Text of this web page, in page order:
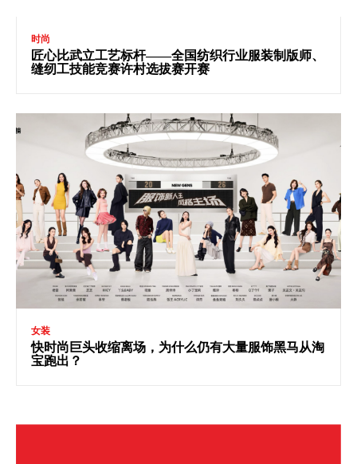
时尚
匠心比武立工艺标杆——全国纺织行业服装制版师、
缝纫工技能竞赛许村选拔赛开赛
女装
快时尚巨头收缩离场，为什么仍有大量服饰黑马从淘
宝跑出？